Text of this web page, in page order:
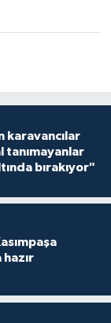
karavancılar
tanımayanlar
bırakıyor"
hazır